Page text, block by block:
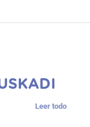
Leer todo